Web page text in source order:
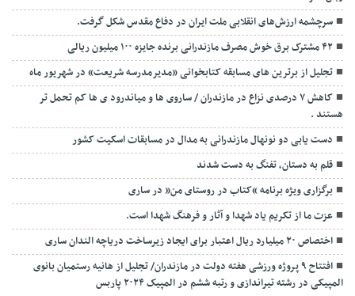
سرچشمه ارزش‌های انقلابی ملت ایران در دفاع مقدس شکل گرفت.
۴۲ مشترک برق خوش مصرف مازندرانی برنده جایزه ۱۰۰ میلیون ریالی
تجلیل از برترین های مسابقه کتابخوانی «مدیرمدرسه شریعت» در شهریور ماه
کاهش ۷ درصدی نزاع در مازندران / ساروی ها و میاندرود ی ها کم تحمل تر
هستند‌ .
دست یابی دو نونهال مازندرانی به مدال در مسابقات اسکیت کشور
قلم به دستان، تفنگ به دست شدند
برگزاری ویژه برنامه “کتاب در روستای من” در ساری
عزت ما از تکریم یاد شهدا و آثار و فرهنگ شهدا است.
اختصاص ۲۰ میلیارد ریال اعتبار برای ایجاد زیرساخت دریاچه الندان ساری
افتتاح ۹ پروژه ورزشی هفته دولت در مازندران/ تجلیل از هانیه رستمیان بانوی
المپیکی در رشته تیراندازی و رتبه ششم در المپیک ۲۰۲۴ پاربس